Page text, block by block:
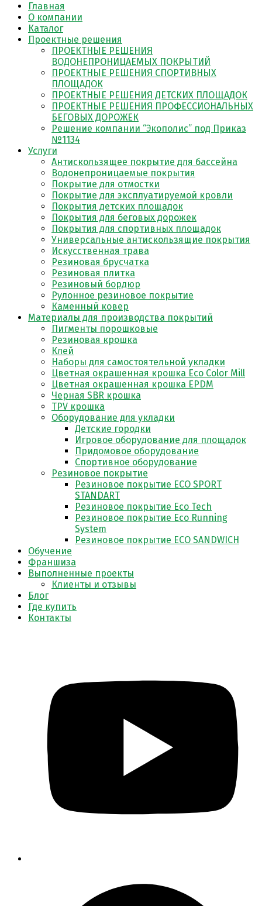
Главная
О компании
Каталог
Проектные решения
ПРОЕКТНЫЕ РЕШЕНИЯ
ВОДОНЕПРОНИЦАЕМЫХ ПОКРЫТИЙ
ПРОЕКТНЫЕ РЕШЕНИЯ СПОРТИВНЫХ
ПЛОЩАДОК
ПРОЕКТНЫЕ РЕШЕНИЯ ДЕТСКИХ ПЛОЩАДОК
ПРОЕКТНЫЕ РЕШЕНИЯ ПРОФЕССИОНАЛЬНЫХ
БЕГОВЫХ ДОРОЖЕК
Решение компании “Экополис” под Приказ
№1134
Услуги
Антискользящее покрытие для бассейна
Водонепроницаемые покрытия
Покрытие для отмостки
Покрытие для эксплуатируемой кровли
Покрытия детских площадок
Покрытия для беговых дорожек
Покрытия для спортивных площадок
Универсальные антискользящие покрытия
Искусственная трава
Резиновая брусчатка
Резиновая плитка
Резиновый бордюр
Рулонное резиновое покрытие
Каменный ковер
Материалы для производства покрытий
Пигменты порошковые
Резиновая крошка
Клей
Наборы для самостоятельной укладки
Цветная окрашенная крошка Eco Color Mill
Цветная окрашенная крошка EPDM
Черная SBR крошка
TPV крошка
Оборудование для укладки
Детские городки
Игровое оборудование для площадок
Придомовое оборудование
Спортивное оборудование
Резиновое покрытие
Резиновое покрытие ECO SPORT
STANDART
Резиновое покрытие Eco Tech
Резиновое покрытие Eco Running
System
Резиновое покрытие ECO SANDWICH
Обучение
Франшиза
Выполненные проекты
Клиенты и отзывы
Блог
Где купить
Контакты